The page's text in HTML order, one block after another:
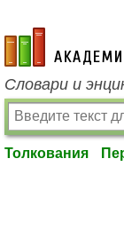
academic.ru
Словари и
Толкования